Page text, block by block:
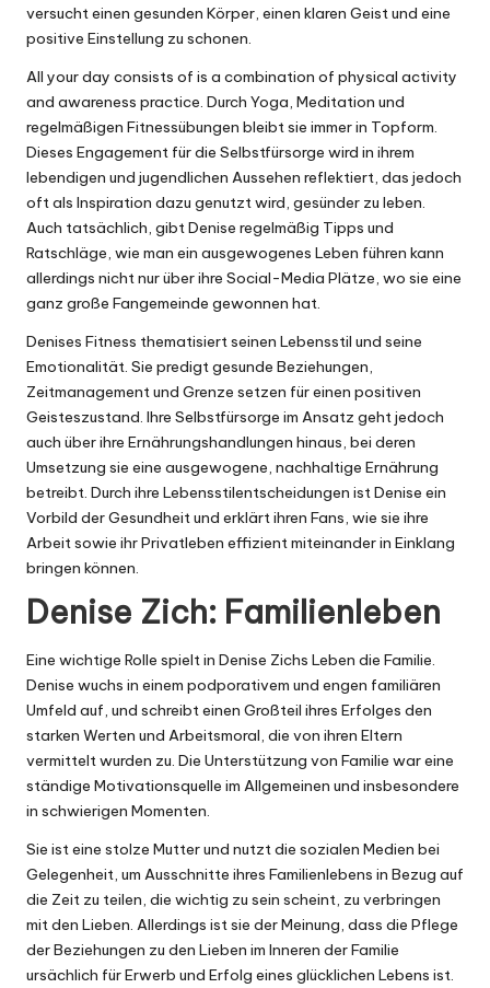
versucht einen gesunden Körper, einen klaren Geist und eine
positive Einstellung zu schonen.
All your day consists of is a combination of physical activity
and awareness practice. Durch Yoga, Meditation und
regelmäßigen Fitnessübungen bleibt sie immer in Topform.
Dieses Engagement für die Selbstfürsorge wird in ihrem
lebendigen und jugendlichen Aussehen reflektiert, das jedoch
oft als Inspiration dazu genutzt wird, gesünder zu leben.
Auch tatsächlich, gibt Denise regelmäßig Tipps und
Ratschläge, wie man ein ausgewogenes Leben führen kann
allerdings nicht nur über ihre Social-Media Plätze, wo sie eine
ganz große Fangemeinde gewonnen hat.
Denises Fitness thematisiert seinen Lebensstil und seine
Emotionalität. Sie predigt gesunde Beziehungen,
Zeitmanagement und Grenze setzen für einen positiven
Geisteszustand. Ihre Selbstfürsorge im Ansatz geht jedoch
auch über ihre Ernährungshandlungen hinaus, bei deren
Umsetzung sie eine ausgewogene, nachhaltige Ernährung
betreibt. Durch ihre Lebensstilentscheidungen ist Denise ein
Vorbild der Gesundheit und erklärt ihren Fans, wie sie ihre
Arbeit sowie ihr Privatleben effizient miteinander in Einklang
bringen können.
Denise Zich: Familienleben
Eine wichtige Rolle spielt in Denise Zichs Leben die Familie.
Denise wuchs in einem podporativem und engen familiären
Umfeld auf, und schreibt einen Großteil ihres Erfolges den
starken Werten und Arbeitsmoral, die von ihren Eltern
vermittelt wurden zu. Die Unterstützung von Familie war eine
ständige Motivationsquelle im Allgemeinen und insbesondere
in schwierigen Momenten.
Sie ist eine stolze Mutter und nutzt die sozialen Medien bei
Gelegenheit, um Ausschnitte ihres Familienlebens in Bezug auf
die Zeit zu teilen, die wichtig zu sein scheint, zu verbringen
mit den Lieben. Allerdings ist sie der Meinung, dass die Pflege
der Beziehungen zu den Lieben im Inneren der Familie
ursächlich für Erwerb und Erfolg eines glücklichen Lebens ist.